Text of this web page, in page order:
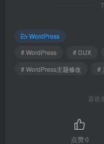
WordPress
# WordPress
# DUX
# WordPress主题修改
#
喜欢
点赞0